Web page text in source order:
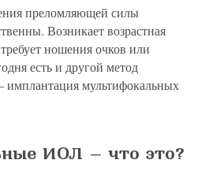
преломляющей силы
Возникает возрастная
ношения очков или
есть и другой метод
имплантация мультифокальных
ИОЛ — что это?